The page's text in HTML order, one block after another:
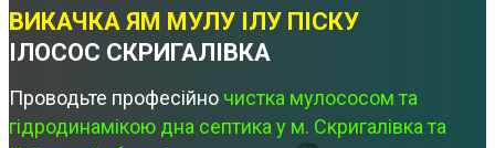
ВИКАЧКА ЯМ МУЛУ ІЛУ ПІСКУ
ІЛОСОС СКРИГАЛІВКА
Проводьте професійно чистка мулососом та
гідродинамікою дна септика у м. Скригалівка та